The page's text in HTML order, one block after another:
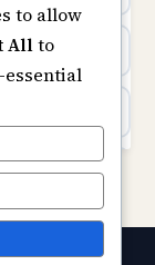
to allow
Allto
essential